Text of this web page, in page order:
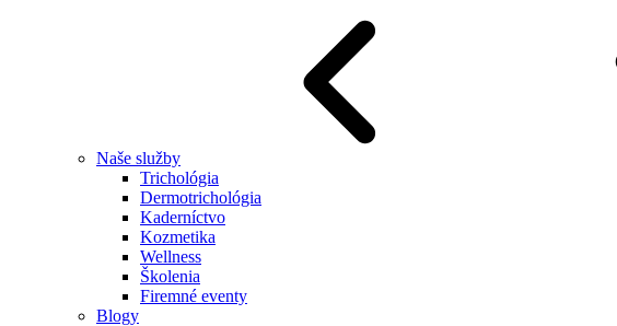
Naše služby
Trichológia
Dermotrichológia
Kaderníctvo
Kozmetika
Wellness
Školenia
Firemné eventy
Blogy